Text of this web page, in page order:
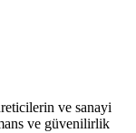
ve sanayi
ve güvenilirlik